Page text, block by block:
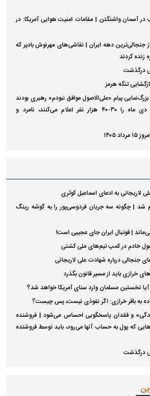
در آسمان واشنگتن | مقامات امنیت هوایی آمریکا: در
جنجالی‌ترین دهه ایران | نقاشی‌های مهرنوش بادپر که
کردند
درگذشت
تنگه هرمز
پیام «علی‌الاصول موافق نبودم» رهبری بودند
| کسانی‌که کشته‌شدگان دی ماه را ۳۰-۴۰ هزار نفر اعلام می‌کنند، نامرد و
۱۴۰۵
لاریجانی به ادعای اسماعیل کوثری
شد | چگونه سه جریان فردوسی‌پور را به گوشه رینگ
می‌ماند | فوتبال ایران جای عجیبی است!
خادم در کمپ تیم‌های ملی کشتی
جنجالی درباره شهادت علی لاریجانی
خرازی باید از مسیر قانون بگذرد
نخستین مسلمان وارد سنای آمریکا خواهد شد؟
به باقر خرازی: اگر نفوذی نیست، پس چیست؟
و فقدان پاسخگویی احساس می‌شود | فروشنده
که پول به حساب آنها می‌رود، باید توسط فروشنده
درگذشت